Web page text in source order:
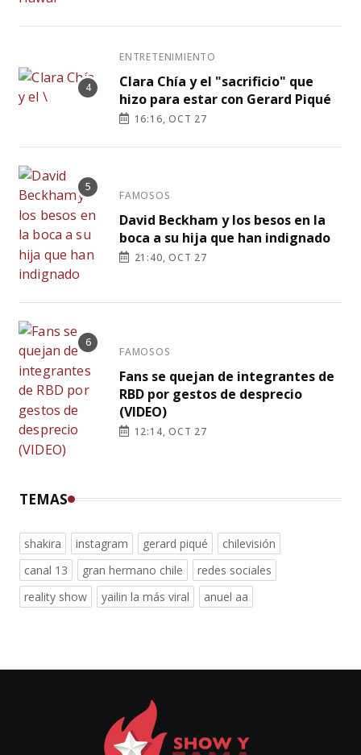
ENTRETENIMIENTO
Clara Chía y el "sacrificio" que
hizo para estar con Gerard Piqué
16:16, OCT 27
FAMOSOS
David Beckham y los besos en la
boca a su hija que han indignado
21:40, OCT 27
FAMOSOS
Fans se quejan de integrantes de
RBD por gestos de desprecio
(VIDEO)
12:14, OCT 27
TEMAS
shakira instagram gerard piqué
chilevisión
canal 13
gran hermano chile
redes sociales
reality show
yailin la más viral anuel aa